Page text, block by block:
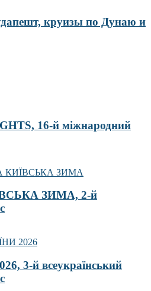
круизы по Дунаю и
16-й міжнародний
ЗИМА, 2-й
3-й всеукраїнський